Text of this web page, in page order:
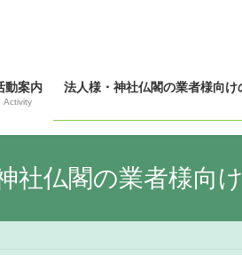
動案内
Activity
法人様・神社仏閣の業者様向け
社仏閣の業者様向